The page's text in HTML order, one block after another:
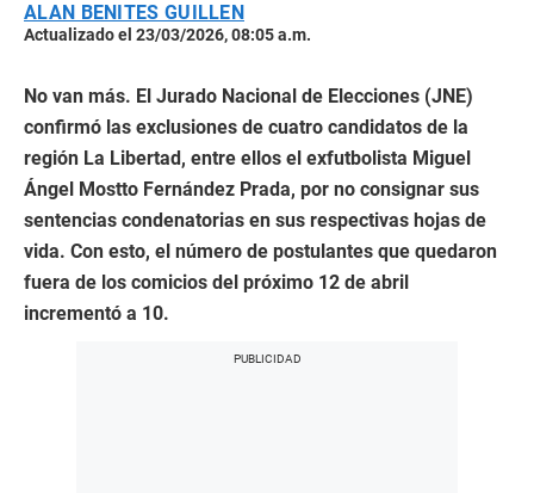
ALAN BENITES GUILLEN
Actualizado el 23/03/2026, 08:05 a.m.
No van más. El Jurado Nacional de Elecciones (JNE)
confirmó las exclusiones de cuatro candidatos de la
región La Libertad, entre ellos el exfutbolista Miguel
Ángel Mostto Fernández Prada, por no consignar sus
sentencias condenatorias en sus respectivas hojas de
vida. Con esto, el número de postulantes que quedaron
fuera de los comicios del próximo 12 de abril
incrementó a 10.